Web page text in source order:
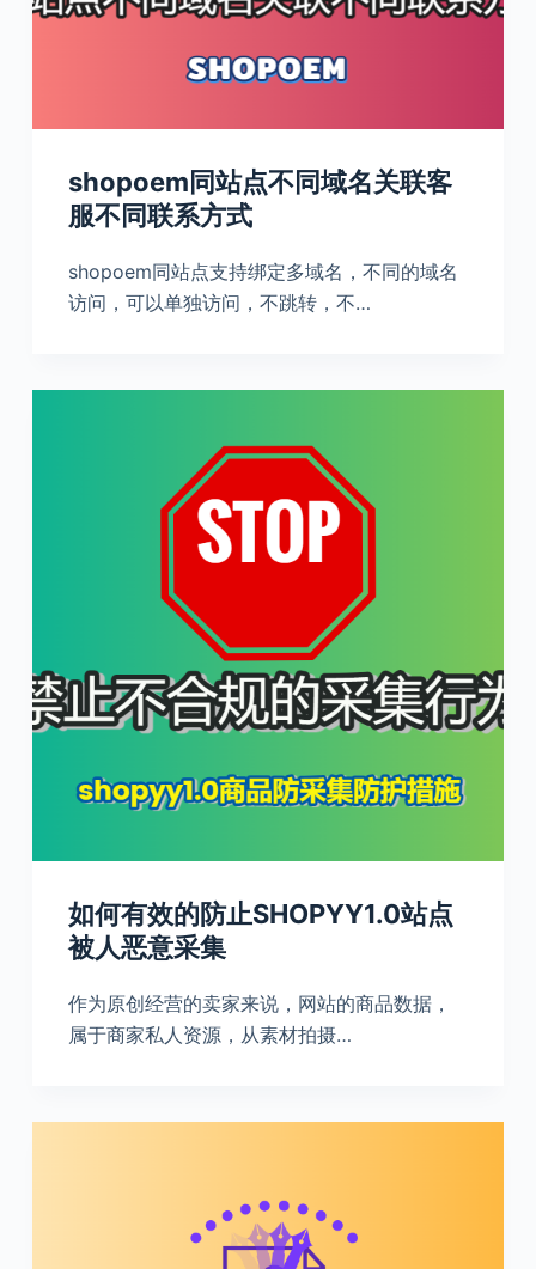
shopoem同站点不同域名关联客
服不同联系方式
shopoem同站点支持绑定多域名，不同的域名
访问，可以单独访问，不跳转，不…
如何有效的防止SHOPYY1.0站点
被人恶意采集
作为原创经营的卖家来说，网站的商品数据，
属于商家私人资源，从素材拍摄…